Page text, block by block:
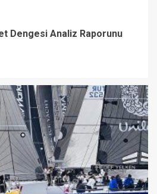
Dengesi Analiz Raporunu